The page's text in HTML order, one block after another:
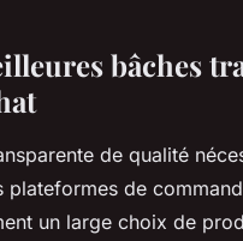
bâches
de qualité
plateformes de
un large choix de